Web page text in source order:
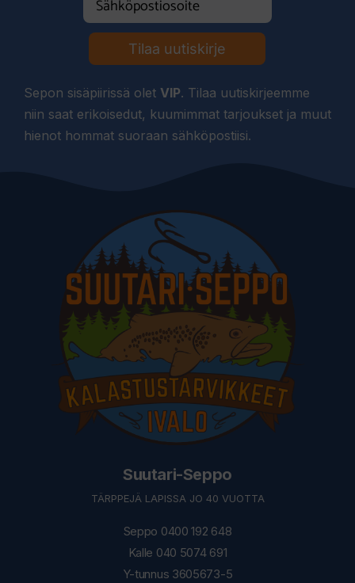
Tilaa uutiskirje
Sepon sisäpiirissä olet VIP. Tilaa uutiskirjeemme
niin saat erikoisedut, kuumimmat tarjoukset ja muut
hienot hommat suoraan sähköpostiisi.
Suutari-Seppo
TÄRPPEJÄ LAPISSA JO 40 VUOTTA
Seppo 0400 192 648
Kalle 040 5074 691
Y-tunnus 3605673-5